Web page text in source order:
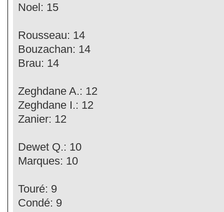
Noel: 15
Rousseau: 14
Bouzachan: 14
Brau: 14
Zeghdane A.: 12
Zeghdane I.: 12
Zanier: 12
Dewet Q.: 10
Marques: 10
Touré: 9
Condé: 9